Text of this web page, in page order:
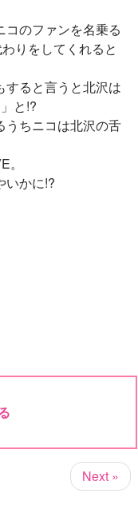
のファンを名乗る
りをしてくれると
すると言うと北沢は
と!?
うちニコは北沢の舌
いかに!?
Next »